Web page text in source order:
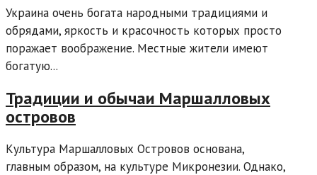
Украина очень богата народными традициями и
обрядами, яркость и красочность которых просто
поражает воображение. Местные жители имеют
богатую...
Традиции и обычаи Маршалловых
островов
Культура Маршалловых Островов основана,
главным образом, на культуре Микронезии. Однако,